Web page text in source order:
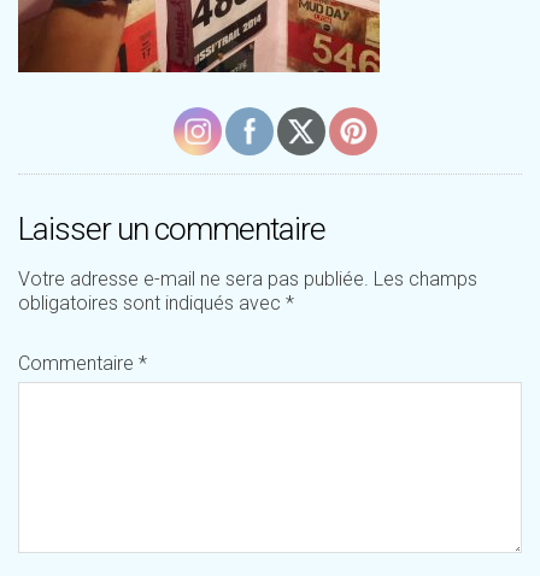
Laisser un commentaire
Votre adresse e-mail ne sera pas publiée. Les champs
obligatoires sont indiqués avec *
Commentaire *